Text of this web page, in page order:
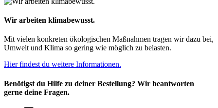
Wir arbeiten klimabewusst.
Mit vielen konkreten ökologischen Maßnahmen tragen wir dazu bei,
Umwelt und Klima so gering wie möglich zu belasten.
Hier findest du weitere Informationen.
Benötigst du Hilfe zu deiner Bestellung? Wir beantworten
gerne deine Fragen.